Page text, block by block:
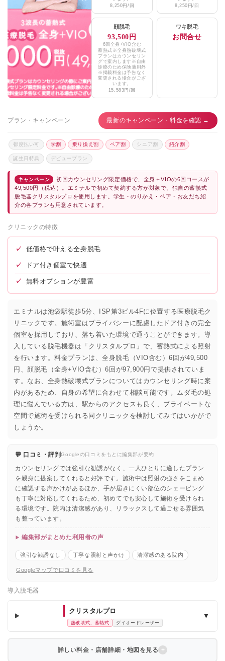
8,250円/回
8,250円/回
顔脱毛
93,500円
6回全身+VIO含む
蓄熱式※全身熱破壊式
プランはカウンセリン
グで案内します※自由
診療のため保険適用外
※掲載料金は予告なく
変更される場合がござ
います。
15,583円/回
ワキ脱毛
お問合せ
プラン・キャンペーン 最新のキャンペーン・料金を確認 →
都度払い可 学割 乗り換え割 ペア割 シニア割 紹介割
誕生日特典 デビュープラン
キャンペーン
初回カウンセリング限定価格で、全身＋VIOの6回コースが
49,500円（税込）。エミナルで初めて契約する方が対象で、独自の蓄熱式
脱毛器クリスタルプロを使用します。学生・のりかえ・ペア・お友だち紹
介の各プランも用意されています。
クリニックの特徴
✓ 低価格で叶える全身脱毛
✓ ドア付き個室で快適
✓ 無料オプションが豊富
エミナルは池袋駅徒歩5分、ISP第3ビル4Fに位置する医療脱毛ク
リニックです。施術室はプライバシーに配慮したドア付きの完全
個室を採用しており、落ち着いた環境で通うことができます。導
入している脱毛機器は「クリスタルプロ」で、蓄熱式による照射
を行います。料金プランは、全身脱毛（VIO含む）6回が49,500
円、顔脱毛（全身+VIO含む）6回が97,900円で提供されていま
す。なお、全身熱破壊式プランについてはカウンセリング時に案
内があるため、自身の希望に合わせて相談可能です。ムダ毛の処
理に悩んでいる方は、駅からのアクセスも良く、プライベートな
空間で施術を受けられる同クリニックを検討してみてはいかがで
しょうか。
💬 口コミ・評判Googleの口コミをもとに編集部が要約
カウンセリングでは強引な勧誘がなく、一人ひとりに適したプラン
を親身に提案してくれると好評です。施術中は照射の強さをこまめ
に確認する声かけがあるほか、手が届きにくい部位のシェービング
も丁寧に対応してくれるため、初めてでも安心して施術を受けられ
る環境です。院内は清潔感があり、リラックスして過ごせる雰囲気
も整っています。
編集部がまとめた利用者の声
強引な勧誘なし 丁寧な照射と声かけ 清潔感のある院内
Googleマップで口コミを見る
導入脱毛器
クリスタルプロ
熱破壊式、蓄熱式 ダイオードレーザー
▼
詳しい料金・店舗詳細・地図を見る